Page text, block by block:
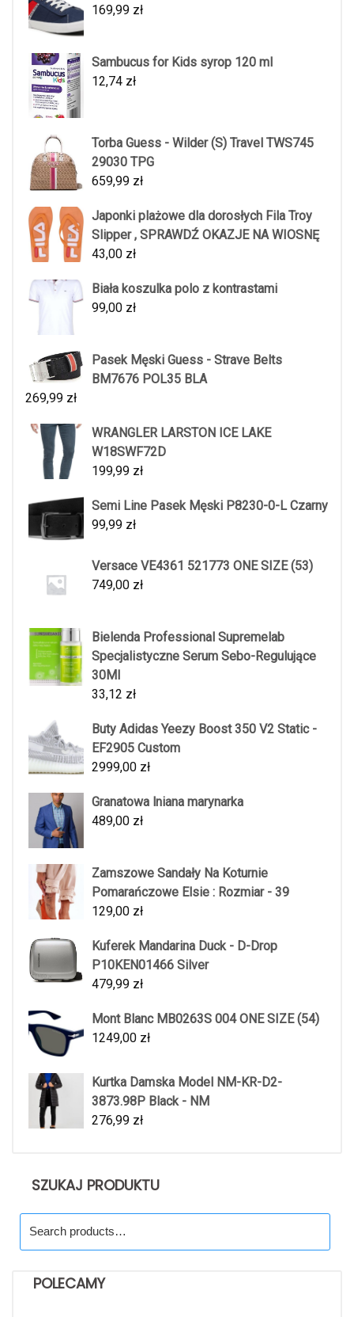
169,99 zł
Sambucus for Kids syrop 120 ml
12,74 zł
Torba Guess - Wilder (S) Travel TWS745
29030 TPG
659,99 zł
Japonki plażowe dla dorosłych Fila Troy
Slipper , SPRAWDŹ OKAZJE NA WIOSNĘ
43,00 zł
Biała koszulka polo z kontrastami
99,00 zł
Pasek Męski Guess - Strave Belts
BM7676 POL35 BLA
269,99 zł
WRANGLER LARSTON ICE LAKE
W18SWF72D
199,99 zł
Semi Line Pasek Męski P8230-0-L Czarny
99,99 zł
Versace VE4361 521773 ONE SIZE (53)
749,00 zł
Bielenda Professional Supremelab
Specjalistyczne Serum Sebo-Regulujące
30Ml
33,12 zł
Buty Adidas Yeezy Boost 350 V2 Static -
EF2905 Custom
2999,00 zł
Granatowa lniana marynarka
489,00 zł
Zamszowe Sandały Na Koturnie
Pomarańczowe Elsie : Rozmiar - 39
129,00 zł
Kuferek Mandarina Duck - D-Drop
P10KEN01466 Silver
479,99 zł
Mont Blanc MB0263S 004 ONE SIZE (54)
1249,00 zł
Kurtka Damska Model NM-KR-D2-
3873.98P Black - NM
276,99 zł
SZUKAJ PRODUKTU
for:
POLECAMY